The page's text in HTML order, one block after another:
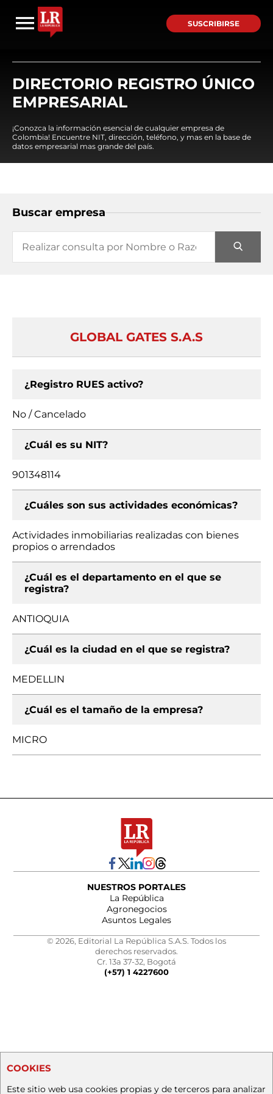
SUSCRIBIRSE
DIRECTORIO REGISTRO ÚNICO
EMPRESARIAL
¡Conozca la información esencial de cualquier empresa de
Colombia! Encuentre NIT, dirección, teléfono, y mas en la base de
datos empresarial mas grande del país.
Buscar empresa
GLOBAL GATES S.A.S
¿Registro RUES activo?
No / Cancelado
¿Cuál es su NIT?
901348114
¿Cuáles son sus actividades económicas?
Actividades inmobiliarias realizadas con bienes
propios o arrendados
¿Cuál es el departamento en el que se
registra?
ANTIOQUIA
¿Cuál es la ciudad en el que se registra?
MEDELLIN
¿Cuál es el tamaño de la empresa?
MICRO
NUESTROS PORTALES
La República
Agronegocios
Asuntos Legales
© 2026, Editorial La República S.A.S. Todos los
derechos reservados.
Cr. 13a 37-32, Bogotá
(+57) 1 4227600
COOKIES
Este sitio web usa cookies propias y de terceros para analizar